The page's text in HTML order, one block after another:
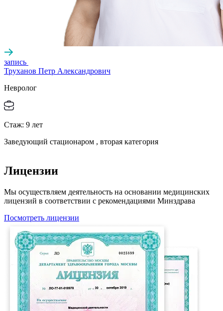
запись
Труханов Петр Александрович
Невролог
Стаж: 9 лет
Заведующий стационаром , вторая категория
Лицензии
Мы осуществляем деятельность на основании медицинских
лицензий в соответствии с рекомендациями Минздрава
Посмотреть лицензии